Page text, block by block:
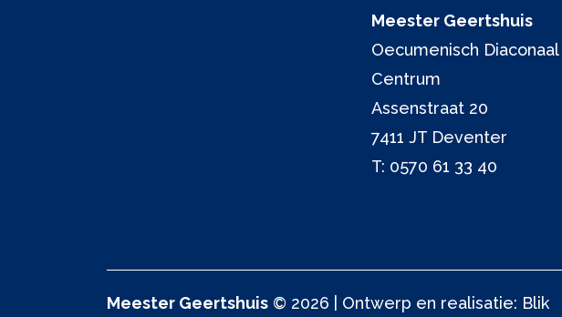
Meester Geertshuis
Oecumenisch Diaconaal
Centrum
Assenstraat 20
7411 JT Deventer
T: 0570 61 33 40
Meester Geertshuis © 2026 | Ontwerp en realisatie: Blik